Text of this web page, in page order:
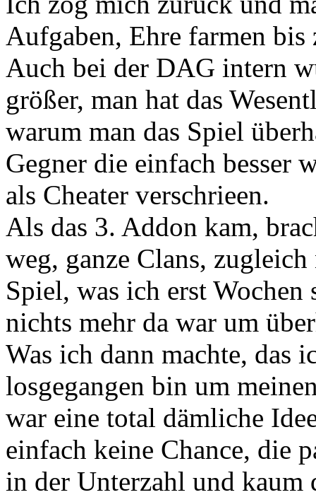
Aufgaben, Ehre farmen bis
Auch bei der DAG intern
größer, man hat das
warum man das Spiel
Gegner die einfach besser
als Cheater verschrieen.
Als das 3. Addon kam,
weg, ganze Clans,
Spiel, was ich erst Wochen
nichts mehr da war um
Was ich dann machte, das
losgegangen bin um
war eine total dämliche
einfach keine Chance, die
in der Unterzahl und kaum